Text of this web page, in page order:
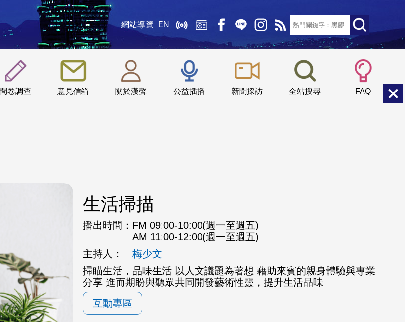
網站導覽 EN
問卷調查 意見信箱 關於漢聲 公益插播 新聞採訪 全站搜尋 FAQ
::: 小 中
生活掃描
播出時間： FM 09:00-10:00(週一至週五)
AM 11:00-12:00(週一至週五)
主持人：
梅少文
掃瞄生活，品味生活 以人文議題為著想 藉助來賓的親身體驗與專業
分享 進而期盼與聽眾共同開發藝術性靈，提升生活品味
互動專區